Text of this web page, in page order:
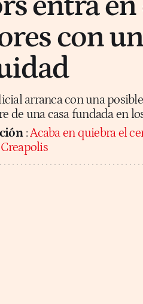
con
arranca con una
de una casa fundada en
:Acaba en quiebra el